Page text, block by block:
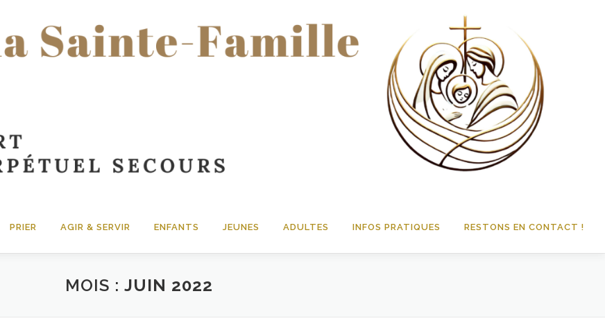
PRIER AGIR & SERVIR ENFANTS JEUNES ADULTES INFOS PRATIQUES RESTONS EN CONTACT !
MOIS : JUIN 2022